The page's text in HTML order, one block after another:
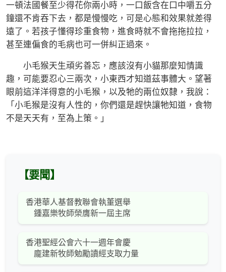
一頓法國餐至少得花你兩小時，一口飯含在口中嚼五分
鐘還不肯吞下去，都是慢慢吃，可是心態和效果就差得
遠了。若孩子懂得珍重食物，進食時就不會拖拖拉拉，
甚至連偏食的毛病也可一併糾正過來。
小毛猴天生頑劣善忘，應該沒有小貓那麼知情識
趣，可能要忍心三兩次，小東西才知道茲事體大。望著
眼前這洋洋得意的小毛猴，以及牠的兩位奴隸，我說：
「小毛猴是沒有人性的，你們還是趕快讓牠知道，食物
不是天天有，至為上策。」
【要聞】
香港華人基督教聯會執董選舉
鍾嘉樂牧師榮膺新一屆主席
香港聖經公會六十一週年會慶
龐建新牧師勉勵讀經支取力量